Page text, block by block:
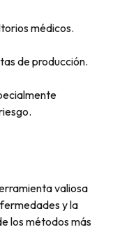
médicos.
de producción.
valiosa
y la
los métodos más